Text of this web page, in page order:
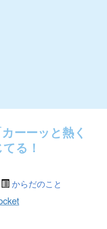
ーーッと熱く
る！
からだのこと